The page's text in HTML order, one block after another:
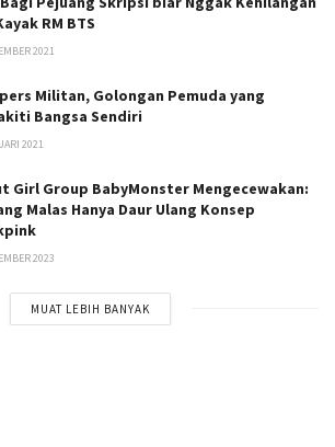
RM BTS
2021
Militan, Golongan Pemuda yang
Bangsa Sendiri
2021
Girl Group BabyMonster Mengecewakan:
Malas Hanya Daur Ulang Konsep
2023
MUAT LEBIH BANYAK